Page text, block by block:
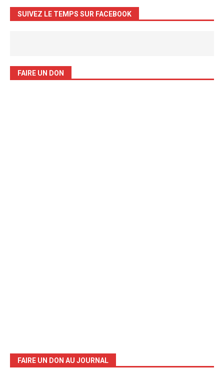
SUIVEZ LE TEMPS SUR FACEBOOK
FAIRE UN DON
FAIRE UN DON AU JOURNAL